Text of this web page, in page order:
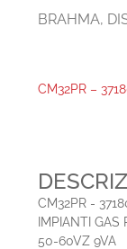
BRAHMA,
CM32PR –
CM32PR -
IMPIANTI
50-60VZ 9VA